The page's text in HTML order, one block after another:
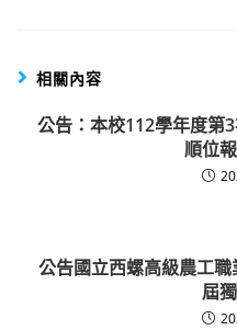
相關內容
公告：本校112學年度第
順位
公告國立西螺高級農工
屆